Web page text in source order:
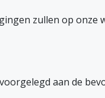
zullen op onze
aan de